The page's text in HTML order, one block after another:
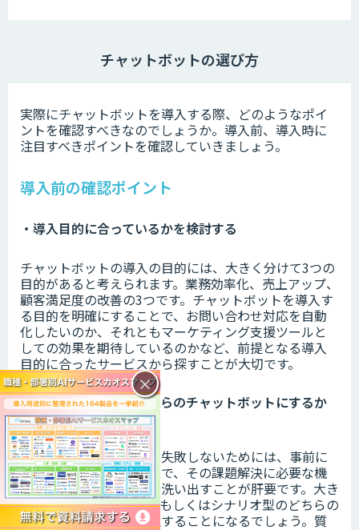
チャットボットの選び方
実際にチャットボットを導入する際、どのようなポイ
ントを確認すべきなのでしょうか。導入前、導入時に
注目すべきポイントを確認していきましょう。
導入前の確認ポイント
・導入目的に合っているかを検討する
チャットボットの導入の目的には、大きく分けて3つの
目的があると考えられます。業務効率化、売上アップ、
顧客満足度の改善の3つです。チャットボットを導入す
る目的を明確にすることで、お問い合わせ対応を自動
化したいのか、それともマーケティング支援ツールと
しての効果を期待しているのかなど、前提となる導入
目的に合ったサービスから探すことが大切です。
・シナリオ型・AI型どちらのチャットボットにするか
を決める
チャットボットの導入で失敗しないためには、事前に
自社の課題を整理した上で、その課題解決に必要な機
能がどのようなものかを洗い出すことが肝要です。大き
く分別されるのは、AI型もしくはシナリオ型のどちらの
チャットボットかを選択することになるでしょう。質
×